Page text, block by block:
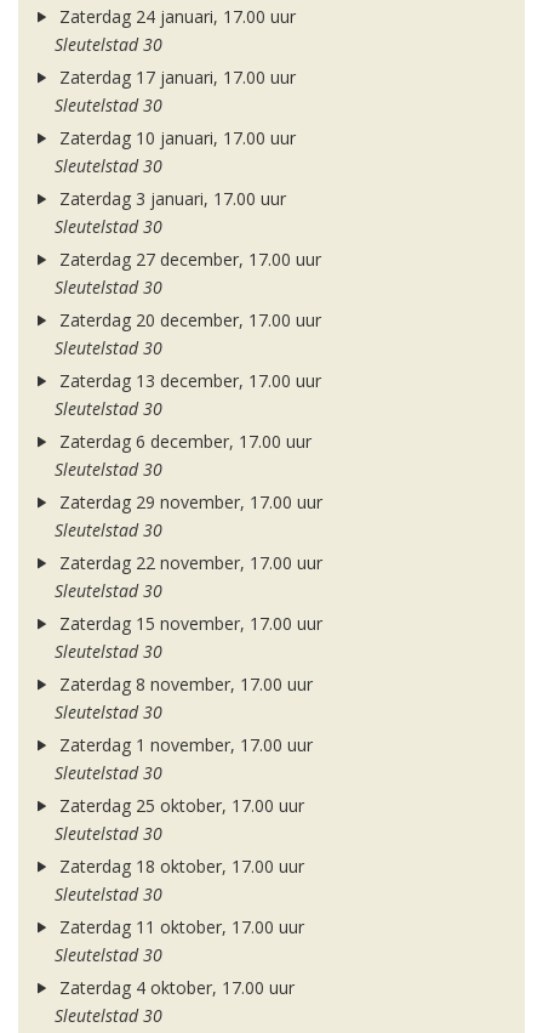
Zaterdag 24 januari, 17.00 uur
Sleutelstad 30
Zaterdag 17 januari, 17.00 uur
Sleutelstad 30
Zaterdag 10 januari, 17.00 uur
Sleutelstad 30
Zaterdag 3 januari, 17.00 uur
Sleutelstad 30
Zaterdag 27 december, 17.00 uur
Sleutelstad 30
Zaterdag 20 december, 17.00 uur
Sleutelstad 30
Zaterdag 13 december, 17.00 uur
Sleutelstad 30
Zaterdag 6 december, 17.00 uur
Sleutelstad 30
Zaterdag 29 november, 17.00 uur
Sleutelstad 30
Zaterdag 22 november, 17.00 uur
Sleutelstad 30
Zaterdag 15 november, 17.00 uur
Sleutelstad 30
Zaterdag 8 november, 17.00 uur
Sleutelstad 30
Zaterdag 1 november, 17.00 uur
Sleutelstad 30
Zaterdag 25 oktober, 17.00 uur
Sleutelstad 30
Zaterdag 18 oktober, 17.00 uur
Sleutelstad 30
Zaterdag 11 oktober, 17.00 uur
Sleutelstad 30
Zaterdag 4 oktober, 17.00 uur
Sleutelstad 30